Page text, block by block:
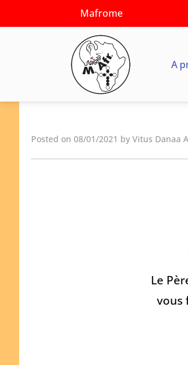
Mafrome
A
Posted on 08/01/2021 by Vitus Danaa
Le
vous